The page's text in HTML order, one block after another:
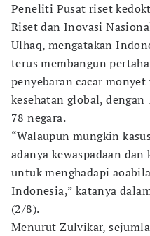
Peneliti Pusat riset
Riset dan Inovasi
Ulhaq, mengatakan
terus membangun
penyebaran cacar
kesehatan global,
78 negara.
“Walaupun mungkin
adanya kewaspadaan
untuk menghadapi
Indonesia,” katanya
(2/8).
Menurut Zulvikar,